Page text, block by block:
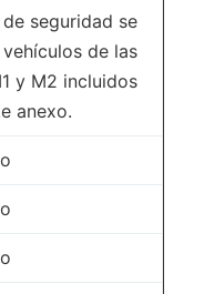
seguridad se
de las
y M2 incluidos
anexo.